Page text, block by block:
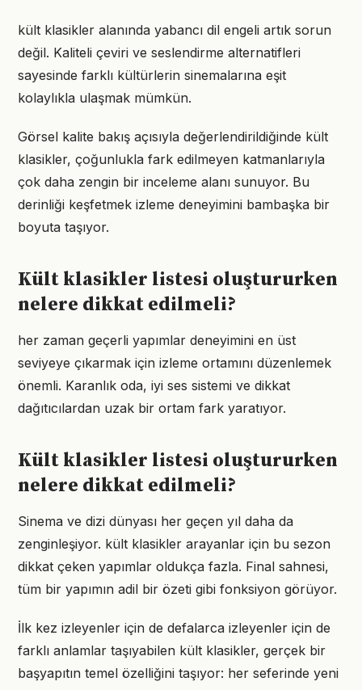
kült klasikler alanında yabancı dil engeli artık sorun
değil. Kaliteli çeviri ve seslendirme alternatifleri
sayesinde farklı kültürlerin sinemalarına eşit
kolaylıkla ulaşmak mümkün.
Görsel kalite bakış açısıyla değerlendirildiğinde kült
klasikler, çoğunlukla fark edilmeyen katmanlarıyla
çok daha zengin bir inceleme alanı sunuyor. Bu
derinliği keşfetmek izleme deneyimini bambaşka bir
boyuta taşıyor.
Kült klasikler listesi oluştururken
nelere dikkat edilmeli?
her zaman geçerli yapımlar deneyimini en üst
seviyeye çıkarmak için izleme ortamını düzenlemek
önemli. Karanlık oda, iyi ses sistemi ve dikkat
dağıtıcılardan uzak bir ortam fark yaratıyor.
Kült klasikler listesi oluştururken
nelere dikkat edilmeli?
Sinema ve dizi dünyası her geçen yıl daha da
zenginleşiyor. kült klasikler arayanlar için bu sezon
dikkat çeken yapımlar oldukça fazla. Final sahnesi,
tüm bir yapımın adil bir özeti gibi fonksiyon görüyor.
İlk kez izleyenler için de defalarca izleyenler için de
farklı anlamlar taşıyabilen kült klasikler, gerçek bir
başyapıtın temel özelliğini taşıyor: her seferinde yeni